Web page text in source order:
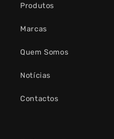
Produtos
Marcas
Quem Somos
Notícias
Contactos